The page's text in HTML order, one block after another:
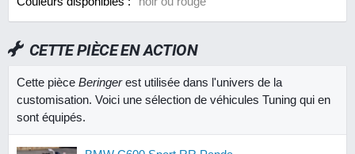
CETTE PIÈCE EN ACTION
Cette pièce Beringerest utilisée dans l'univers de la
customisation. Voici une sélection de véhicules Tuning qui en
sont équipés.